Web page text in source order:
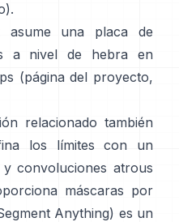
).
asume una placa de
a nivel de hebra en
(página del proyecto,
relacionado también
los límites con un
convoluciones atrous
máscaras por
Anything) es un